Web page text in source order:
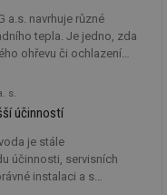
a.s. navrhuje různé
tepla. Je jedno, zda
ohřevu či ochlazení
a zemědělská
průmysl.
s.
účinností
je stále
účinnosti, servisních
instalaci a s